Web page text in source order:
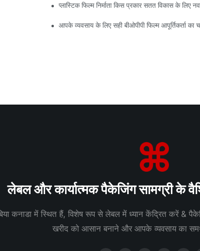
प्लास्टिक फिल्म निर्माता किस प्रकार सतत विकास के लिए
आपके व्यवसाय के लिए सही बीओपीपी फिल्म आपूर्तिकर्ता का
लेबल और कार्यात्मक पैकेजिंग सामग्री के
कनाडा में स्थित हैं, विशेष रूप से लेबल में ध्यान केंद्रित करें &
खरीद को आसान बनाने और आपके व्यवसाय का